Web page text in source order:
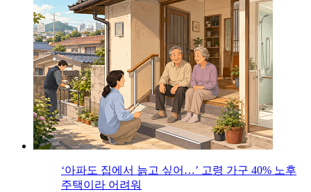
‘아파도 집에서 늙고 싶어…’ 고령 가구 40% 노후
주택이라 어려워